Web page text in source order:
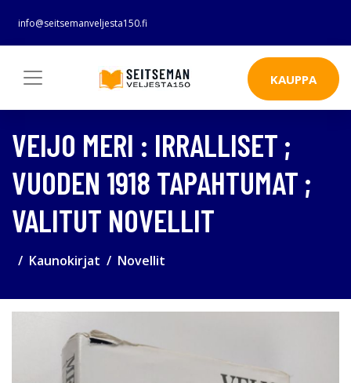
info@seitsemanveljesta150.fi
KAUPPA
VEIJO MERI : IRRALLISET ;
VUODEN 1918 TAPAHTUMAT ;
VALITUT NOVELLIT
Kaunokirjat Novellit